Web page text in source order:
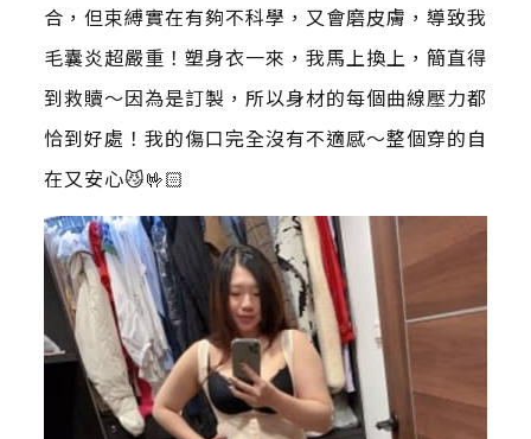
合，但束縛實在有夠不科學，又會磨皮膚，導致我
毛囊炎超嚴重！塑身衣一來，我馬上換上，簡直得
到救贖～因為是訂製，所以身材的每個曲線壓力都
恰到好處！我的傷口完全沒有不適感～整個穿的自
在又安心😼🤟🏻